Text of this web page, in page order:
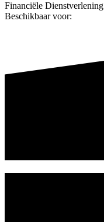
Financiële Dienstverlening
Beschikbaar voor: